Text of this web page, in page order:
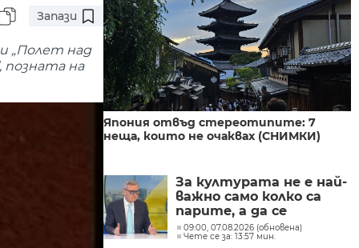
Запази
„Полет над
позната на
Япония отвъд стереотипите: 7
неща, които не очаквах (СНИМКИ)
За културата не е най-
важно само колко са
парите, а да се
изплащат навреме,
заяви министър Евтим
09:00, 07.08.2026 (обновена)
Чете се за: 13:57 мин.